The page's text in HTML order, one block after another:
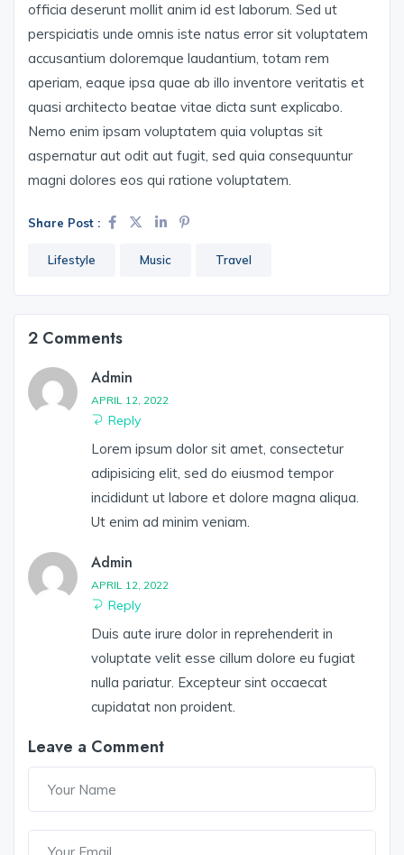
officia deserunt mollit anim id est laborum. Sed ut
perspiciatis unde omnis iste natus error sit voluptatem
accusantium doloremque laudantium, totam rem
aperiam, eaque ipsa quae ab illo inventore veritatis et
quasi architecto beatae vitae dicta sunt explicabo.
Nemo enim ipsam voluptatem quia voluptas sit
aspernatur aut odit aut fugit, sed quia consequuntur
magni dolores eos qui ratione voluptatem.
Share Post :
Lifestyle Music Travel
2 Comments
Admin
APRIL 12, 2022
Reply
Lorem ipsum dolor sit amet, consectetur
adipisicing elit, sed do eiusmod tempor
incididunt ut labore et dolore magna aliqua.
Ut enim ad minim veniam.
Admin
APRIL 12, 2022
Reply
Duis aute irure dolor in reprehenderit in
voluptate velit esse cillum dolore eu fugiat
nulla pariatur. Excepteur sint occaecat
cupidatat non proident.
Leave a Comment